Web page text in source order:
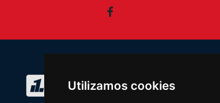
Utilizamos cookies
Facebook